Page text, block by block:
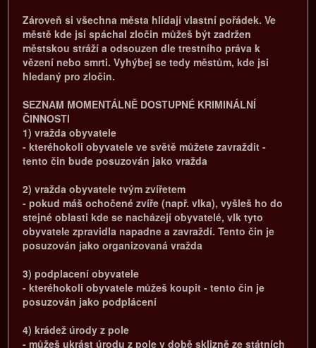
Zároveň si všechna města hlídají vlastní pořádek. Ve
městě kde jsi spáchal zločin můžeš být zadržen
městskou stráží a odsouzen dle trestního práva k
vězení nebo smrti. Vyhýbej se tedy městům, kde jsi
hledaný pro zločin.
SEZNAM MOMENTÁLNĚ DOSTUPNÉ KRIMINÁLNÍ
ČINNOSTI
1) vražda obyvatele
- kteréhokoli obyvatele ve světě můžete zavraždit -
tento čin bude posuzován jako vražda
2) vražda obyvatele tvým zvířetem
- pokud máš ochočené zvíře (např. vlka), vyšleš ho do
stejné oblasti kde se nacházejí obyvatelé, vlk tyto
obyvatele zpravidla napadne a zavraždí. Tento čin je
posuzován jako organizovaná vražda
3) podplacení obyvatele
- kteréhokoli obyvatele můžeš koupit - tento čin je
posuzován jako podplácení
4) krádež úrody z pole
- můžeš ukrást úrodu z pole v době sklizně ze státních